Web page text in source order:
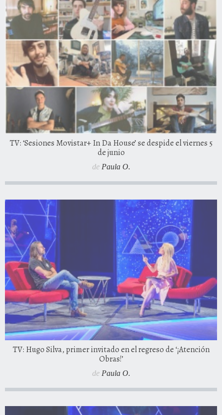
TV: ‘Sesiones Movistar+ In Da House’ se despide el viernes 5
de junio
de Paula O.
TV: Hugo Silva, primer invitado en el regreso de ‘¡Atención
Obras!’
de Paula O.